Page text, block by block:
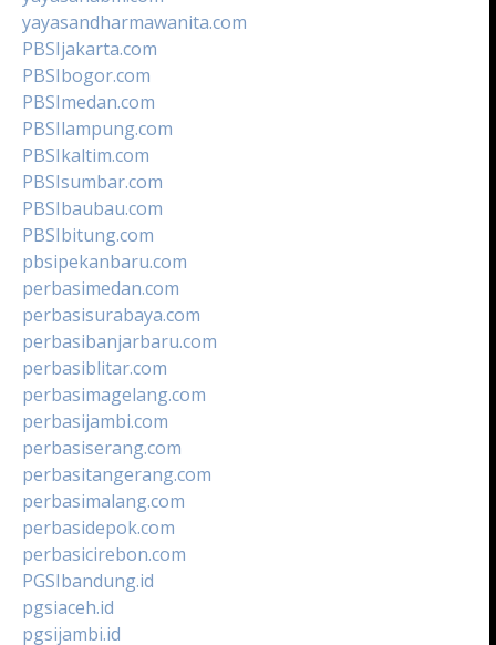
yayasandharmawanita.com
PBSIjakarta.com
PBSIbogor.com
PBSImedan.com
PBSIlampung.com
PBSIkaltim.com
PBSIsumbar.com
PBSIbaubau.com
PBSIbitung.com
pbsipekanbaru.com
perbasimedan.com
perbasisurabaya.com
perbasibanjarbaru.com
perbasiblitar.com
perbasimagelang.com
perbasijambi.com
perbasiserang.com
perbasitangerang.com
perbasimalang.com
perbasidepok.com
perbasicirebon.com
PGSIbandung.id
pgsiaceh.id
pgsijambi.id